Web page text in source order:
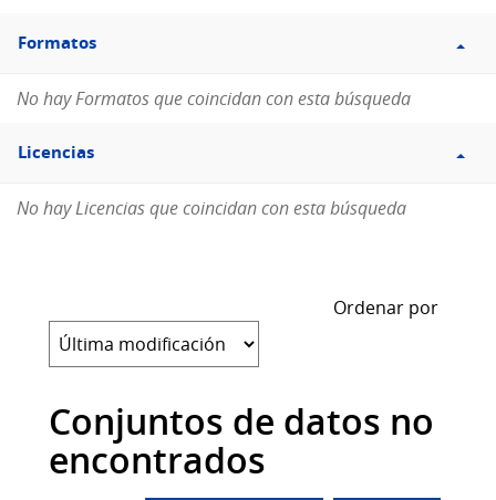
Filtro
Formatos
Formatos
No hay Formatos que coincidan con esta búsqueda
Filtro
Licencias
Licencias
No hay Licencias que coincidan con esta búsqueda
Ordenar por
Conjuntos de datos no
encontrados